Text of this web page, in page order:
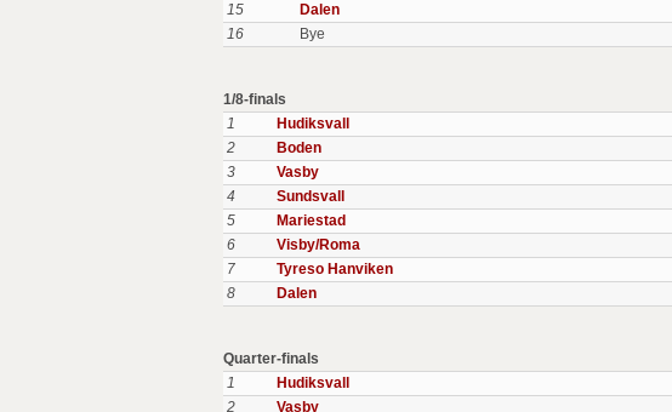
15
Dalen
16
Bye
1/8-finals
1
Hudiksvall
2
Boden
3
Vasby
4
Sundsvall
5
Mariestad
6
Visby/Roma
7
Tyreso Hanviken
8
Dalen
Quarter-finals
1
Hudiksvall
2
Vasby